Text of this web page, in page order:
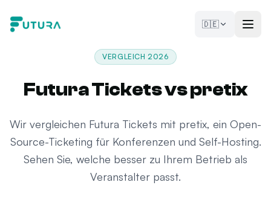
🇩🇪
VERGLEICH 2026
Futura Tickets vs pretix
Wir vergleichen Futura Tickets mit pretix, ein Open-
Source-Ticketing für Konferenzen und Self-Hosting.
Sehen Sie, welche besser zu Ihrem Betrieb als
Veranstalter passt.